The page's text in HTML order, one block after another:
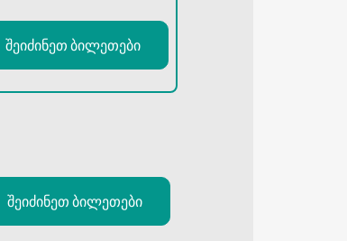
შეიძინეთ ბილეთები
შეიძინეთ ბილეთები